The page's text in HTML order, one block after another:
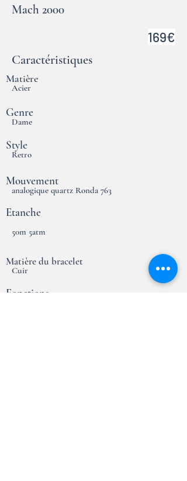
Mach 2000
169€
Caractéristiques
Matière
Acier
Genre
Dame
Style
Retro
Mouvement
analogique quartz Ronda 763
Etanche
50m 5atm
Matière du bracelet
Cuir
Fonctions